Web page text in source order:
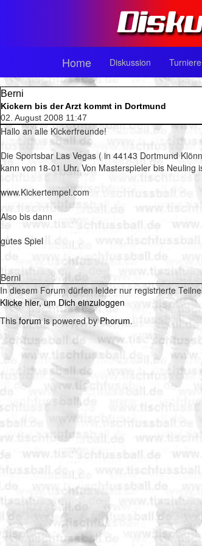
Home Diskussion Turniere
Berni
Kickern bis der Arzt kommt in Dortmund
02. August 2008 11:47
Hallo an alle Kickerfreunde!
Die Sportsbar Las Vegas ( in 44143 Dortmund
kann von 18-01 Uhr. Von Masterspieler bis
www.Kickertempel.com
Also bis dann
gutes Spiel
Berni
In diesem Forum dürfen leider nur registrierte
Klicke hier, um Dich einzuloggen
This forumis powered byPhorum.